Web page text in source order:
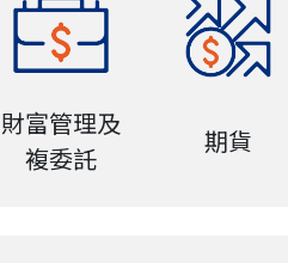
財富管理及
複委託
期貨